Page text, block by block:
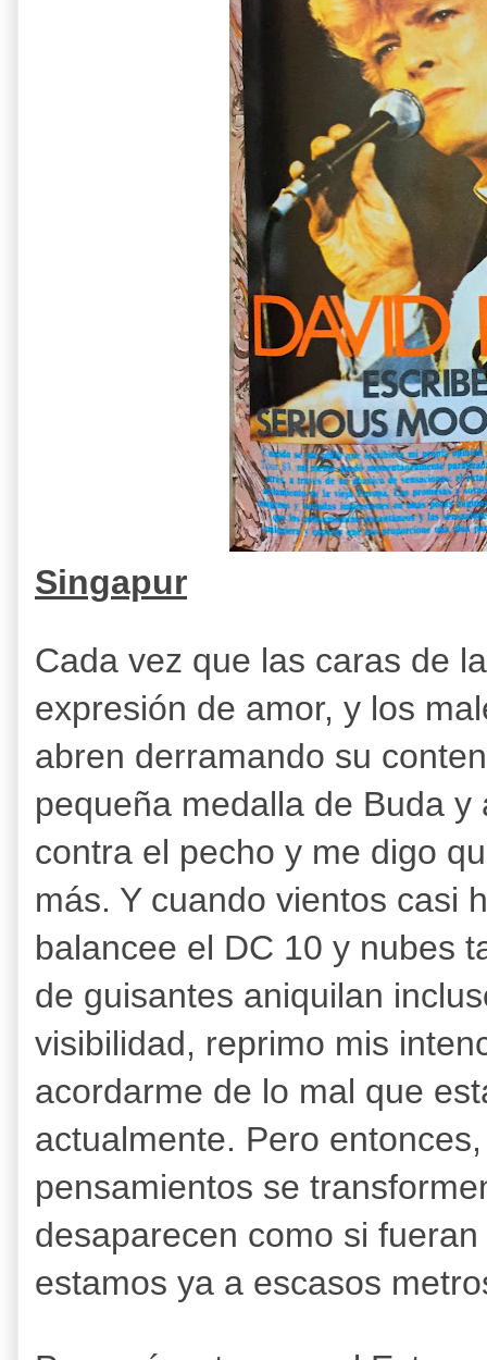
Singapur
Cada vez que las caras de
expresión de amor, y los
abren derramando su
pequeña medalla de Buda
contra el pecho y me digo
más. Y cuando vientos casi
balancee el DC 10 y nubes
de guisantes aniquilan
visibilidad, reprimo mis
acordarme de lo mal que
actualmente. Pero
pensamientos se
desaparecen como si
estamos ya a escasos